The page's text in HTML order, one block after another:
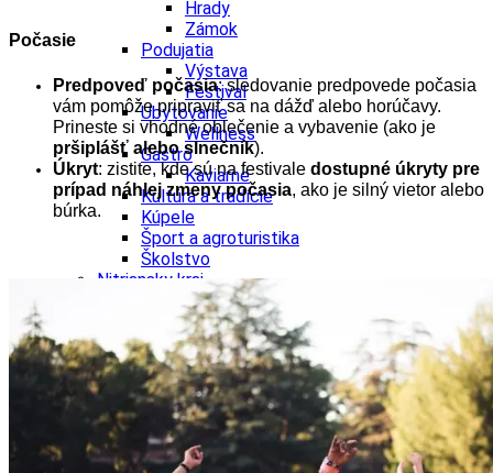
Hrady
Zámok
Podujatia
Výstava
Festival
Ubytovanie
Wellness
Gastro
Kaviarne
Kultúra a tradície
Kúpele
Šport a agroturistika
Školstvo
Nitriansky kraj
Výlet
Turistika
Hrady
Podujatia
Výstava
Festival
Divadlo
Ubytovanie
Počasie
Predpoveď počasia: sledovanie predpovede počasia
vám pomôže pripraviť sa na dážď alebo horúčavy.
Prineste si vhodné oblečenie a vybavenie (ako je
pršiplášť alebo slnečník).
Úkryt: zistite, kde sú na festivale dostupné úkryty pre
prípad náhlej zmeny počasia, ako je silný vietor alebo
búrka.